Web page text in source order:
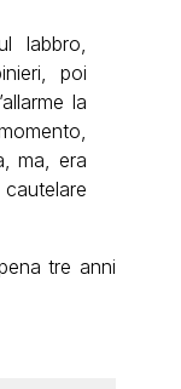
labbro,
poi
la
ma, era
tre anni